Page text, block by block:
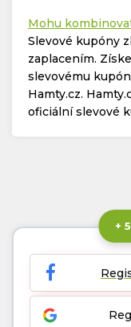
Mohu
Slevové kupóny
zaplacením.
slevovému
Hamty.cz.
oficiální slevové
+